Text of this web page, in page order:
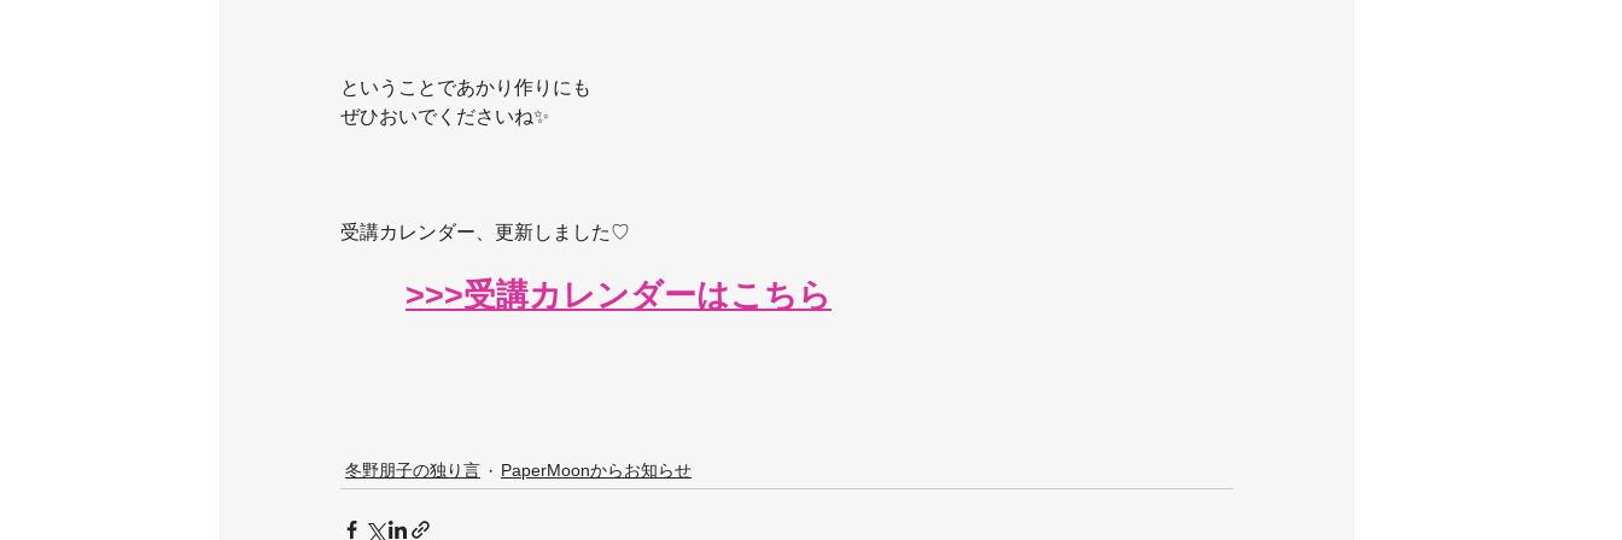
ということであかり作りにも
ぜひおいでくださいね✨
受講カレンダー、更新しました♡
>>>受講カレンダーはこちら
冬野朋子の独り言 PaperMoonからお知らせ